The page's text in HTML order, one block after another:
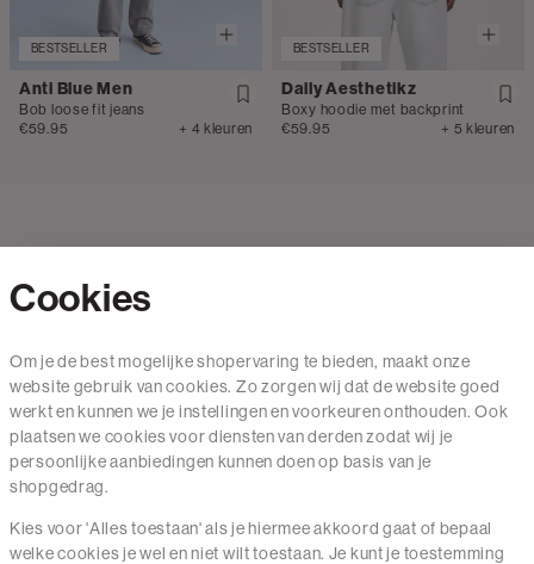
BESTSELLER
Anti Blue Men
Bob loose fit jeans
€59.95
+ 4 kleuren
BESTSELLER
Daily Aesthetikz
Boxy hoodie met backprint
€59.95
+ 5 kleuren
Mail ons
020 - 3412 650
Van maandag t/m vrijdag van 8.30 uur tot 18.00 uur.
Service
Cookies
Om je de best mogelijke shopervaring te bieden, maakt onze
website gebruik van cookies. Zo zorgen wij dat de website goed
werkt en kunnen we je instellingen en voorkeuren onthouden. Ook
plaatsen we cookies voor diensten van derden zodat wij je
persoonlijke aanbiedingen kunnen doen op basis van je
shopgedrag.
Kies voor 'Alles toestaan' als je hiermee akkoord gaat of bepaal
welke cookies je wel en niet wilt toestaan. Je kunt je toestemming